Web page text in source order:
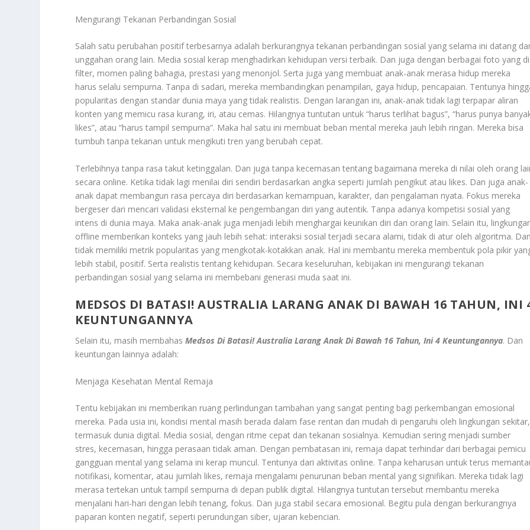
Mengurangi Tekanan Perbandingan Sosial
Salah satu perubahan positif terbesarnya adalah berkurangnya tekanan perbandingan sosial yang selama ini datang
unggahan orang lain. Media sosial kerap menghadirkan kehidupan versi terbaik. Dan juga dengan berbagai foto yang di
filter, momen paling bahagia, prestasi yang menonjol. Serta juga yang membuat anak-anak merasa hidup mereka
harus selalu sempurna. Tanpa di sadari, mereka membandingkan penampilan, gaya hidup, pencapaian. Tentunya
popularitas dengan standar dunia maya yang tidak realistis. Dengan larangan ini, anak-anak tidak lagi terpapar aliran
konten yang memicu rasa kurang, iri, atau cemas. Hilangnya tuntutan untuk “harus terlihat bagus”, “harus punya
likes”, atau “harus tampil sempurna”. Maka hal satu ini membuat beban mental mereka jauh lebih ringan. Mereka bisa
tumbuh tanpa tekanan untuk mengikuti tren yang berubah cepat.
Terlebihnya tanpa rasa takut ketinggalan. Dan juga tanpa kecemasan tentang bagaimana mereka di nilai oleh orang
secara online. Ketika tidak lagi menilai diri sendiri berdasarkan angka seperti jumlah pengikut atau likes. Dan juga anak-
anak dapat membangun rasa percaya diri berdasarkan kemampuan, karakter, dan pengalaman nyata. Fokus mereka
bergeser dari mencari validasi eksternal ke pengembangan diri yang autentik. Tanpa adanya kompetisi sosial yang
intens di dunia maya. Maka anak-anak juga menjadi lebih menghargai keunikan diri dan orang lain. Selain itu,
offline memberikan konteks yang jauh lebih sehat: interaksi sosial terjadi secara alami, tidak di atur oleh algoritma. Dan
tidak memiliki metrik popularitas yang mengkotak-kotakkan anak. Hal ini membantu mereka membentuk pola pikir
lebih stabil, positif. Serta realistis tentang kehidupan. Secara keseluruhan, kebijakan ini mengurangi tekanan
perbandingan sosial yang selama ini membebani generasi muda saat ini.
MEDSOS DI BATASI! AUSTRALIA LARANG ANAK DI BAWAH 16 TAHUN, INI
KEUNTUNGANNYA
Selain itu, masih membahasMedsos Di Batasi! Australia Larang Anak Di Bawah 16 Tahun, Ini 4 Keuntungannya. Dan
keuntungan lainnya adalah:
Menjaga Kesehatan Mental Remaja
Tentu kebijakan ini memberikan ruang perlindungan tambahan yang sangat penting bagi perkembangan emosional
mereka. Pada usia ini, kondisi mental masih berada dalam fase rentan dan mudah di pengaruhi oleh lingkungan sekitar,
termasuk dunia digital. Media sosial, dengan ritme cepat dan tekanan sosialnya. Kemudian sering menjadi sumber
stres, kecemasan, hingga perasaan tidak aman. Dengan pembatasan ini, remaja dapat terhindar dari berbagai pemicu
gangguan mental yang selama ini kerap muncul. Tentunya dari aktivitas online. Tanpa keharusan untuk terus
notifikasi, komentar, atau jumlah likes, remaja mengalami penurunan beban mental yang signifikan. Mereka tidak lagi
merasa tertekan untuk tampil sempurna di depan publik digital. Hilangnya tuntutan tersebut membantu mereka
menjalani hari-hari dengan lebih tenang, fokus. Dan juga stabil secara emosional. Begitu pula dengan berkurangnya
paparan konten negatif, seperti perundungan siber, ujaran kebencian.